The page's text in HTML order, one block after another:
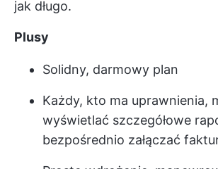
jak długo.
Plusy
Solidny, darmowy plan
Każdy, kto ma uprawnienia,
wyświetlać szczegółowe
bezpośrednio załączać